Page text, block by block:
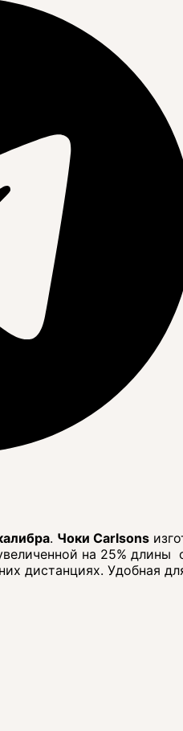
. Чоки Carlsons
на 25% длины
дистанциях. Удобная